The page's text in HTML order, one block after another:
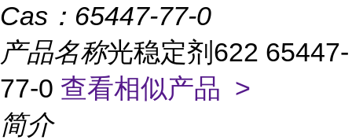
Cas： 65447-77-0
产品名称光稳定剂622 65447-
77-0 查看相似产品 >
简介